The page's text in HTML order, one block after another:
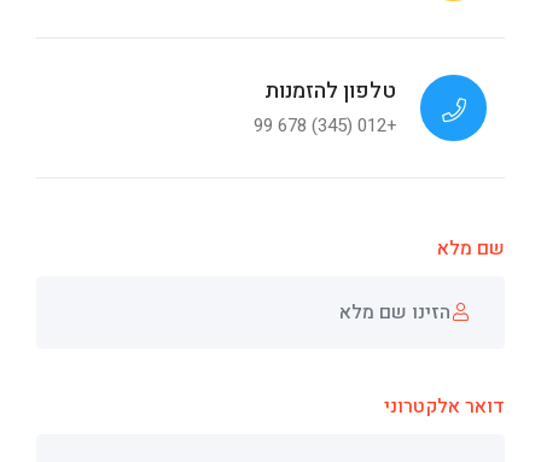
טלפון להזמנות
+012 (345) 678 99
שם מלא
דואר אלקטרוני